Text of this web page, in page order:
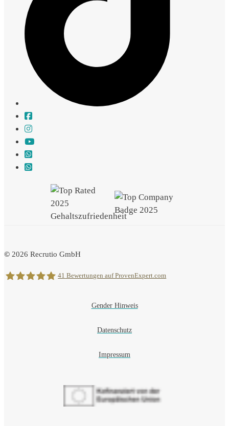
© 2026 Recrutio GmbH
41 Bewertungen auf ProvenExpert.com
Gender Hinweis
Datenschutz
Impressum